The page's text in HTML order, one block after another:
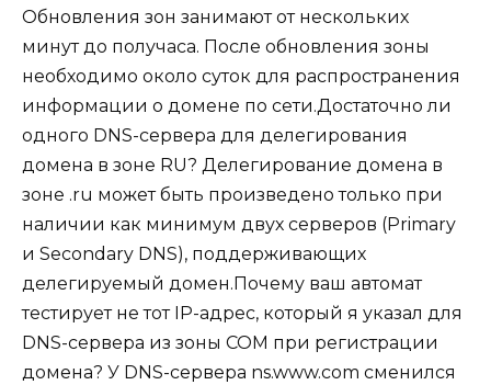
Обновления зон занимают от нескольких
минут до получаса. После обновления зоны
необходимо около суток для распространения
информации о домене по сети.Достаточно ли
одного DNS-сервера для делегирования
домена в зоне RU? Делегирование домена в
зоне .ru может быть произведено только при
наличии как минимум двух серверов (Primary
и Secondary DNS), поддерживающих
делегируемый домен.Почему ваш автомат
тестирует не тот IP-адрес, который я указал для
DNS-сервера из зоны COM при регистрации
домена? У DNS-сервера ns.www.com сменился